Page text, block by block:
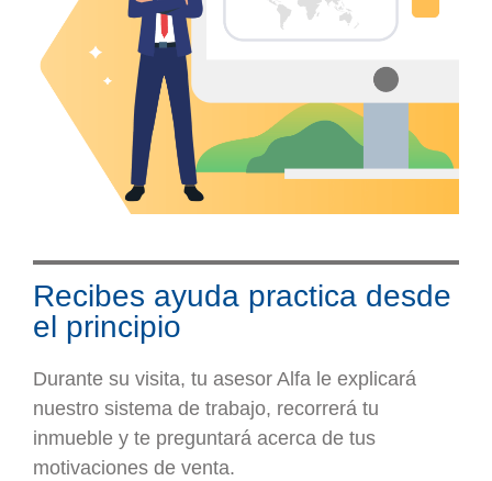
Recibes ayuda practica desde
el principio
Durante su visita, tu asesor Alfa le explicará
nuestro sistema de trabajo, recorrerá tu
inmueble y te preguntará acerca de tus
motivaciones de venta.